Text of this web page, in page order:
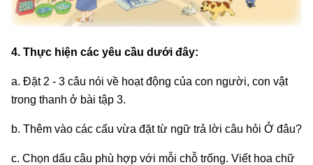
4. Thực hiện các yêu cầu dưới đây:
a. Đặt 2 - 3 câu nói về hoạt động của con người, con vật
trong thanh ở bài tập 3.
b. Thêm vào các cấu vừa đặt từ ngữ trả lời câu hỏi Ở đâu?
c. Chọn dấu câu phù hợp với mỗi chỗ trống. Viết hoa chữ